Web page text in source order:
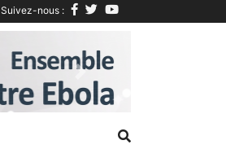
Suivez-nous :
Next